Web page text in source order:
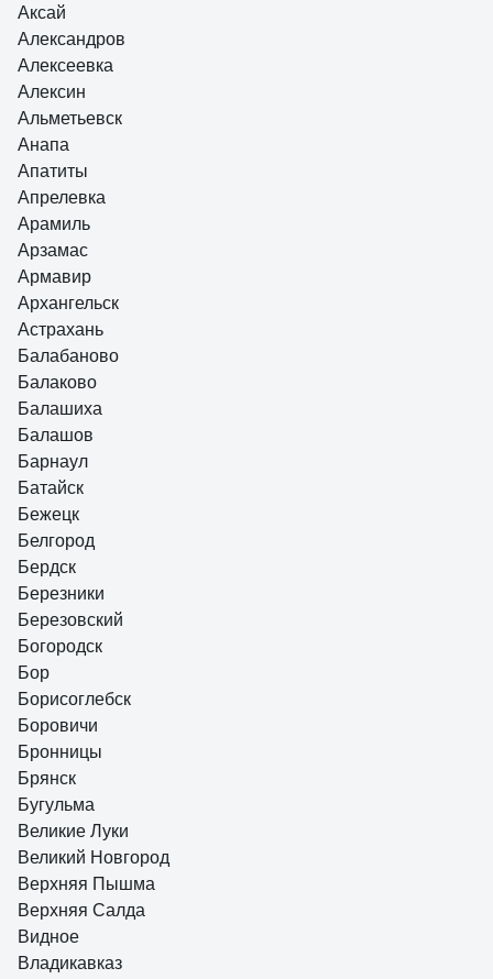
Аксай
Александров
Алексеевка
Алексин
Альметьевск
Анапа
Апатиты
Апрелевка
Арамиль
Арзамас
Армавир
Архангельск
Астрахань
Балабаново
Балаково
Балашиха
Балашов
Барнаул
Батайск
Бежецк
Белгород
Бердск
Березники
Березовский
Богородск
Бор
Борисоглебск
Боровичи
Бронницы
Брянск
Бугульма
Великие Луки
Великий Новгород
Верхняя Пышма
Верхняя Салда
Видное
Владикавказ